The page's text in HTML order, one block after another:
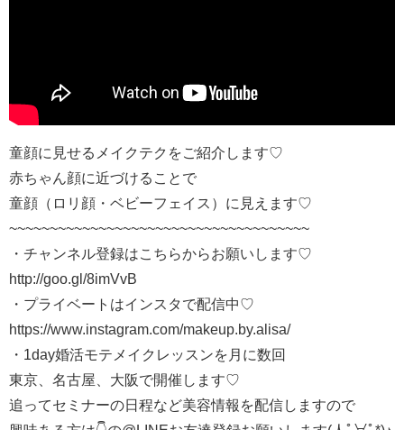
童顔に見せるメイクテクをご紹介します♡
赤ちゃん顔に近づけることで
童顔（ロリ顔・ベビーフェイス）に見えます♡
~~~~~~~~~~~~~~~~~~~~~~~~~~~~~~~~~~~~~
・チャンネル登録はこちらからお願いします♡
http://goo.gl/8imVvB
・プライベートはインスタで配信中♡
https://www.instagram.com/makeup.by.alisa/
・1day婚活モテメイクレッスンを月に数回
東京、名古屋、大阪で開催します♡
追ってセミナーの日程など美容情報を配信しますので